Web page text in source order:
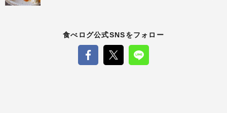
食べログ公式SNSをフォロー